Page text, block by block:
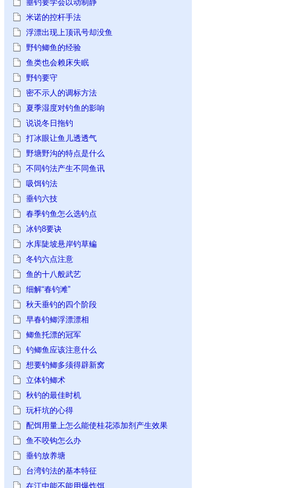
垂钓要学会以动制静
米诺的控杆手法
浮漂出现上顶讯号却没鱼
野钓鲫鱼的经验
鱼类也会赖床失眠
野钓要守
密不示人的调标方法
夏季湿度对钓鱼的影响
说说冬日拖钓
打冰眼让鱼儿透透气
野塘野沟的特点是什么
不同钓法产生不同鱼讯
吸饵钓法
垂钓六技
春季钓鱼怎么选钓点
冰钓8要诀
水库陡坡悬岸钓草鳊
冬钓六点注意
鱼的十八般武艺
细解“春钓滩”
秋天垂钓的四个阶段
早春钓鲫浮漂漂相
鲫鱼托漂的冠军
钓鲫鱼应该注意什么
想要钓鲫多须得辟新窝
立体钓鲫术
秋钓的最佳时机
玩杆坑的心得
配饵用量上怎么能使桂花添加剂产生效果
鱼不咬钩怎么办
垂钓放养塘
台湾钓法的基本特征
在江中能不能用爆炸饵